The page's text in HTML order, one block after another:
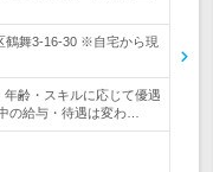
鶴舞3-16-30 ※自宅から現
齢・スキルに応じて優遇
の給与・待遇は変わ…